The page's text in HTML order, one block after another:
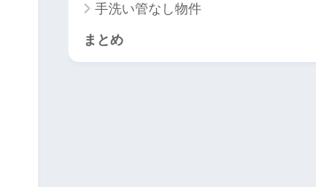
手洗い管なし物件
まとめ